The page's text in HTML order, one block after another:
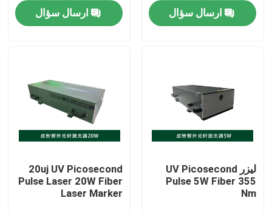
صفحه اصلی
فیلم های
نمایش واقعیت مجازی
درباره ما
ارسال سؤال
ارسال سؤال
لیزر UV Picosecond
Pulse 5W Fiber 355
Nm
20uj UV Picosecond
Pulse Laser 20W Fiber
Laser Marker